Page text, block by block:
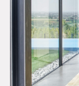
服務據點 Store